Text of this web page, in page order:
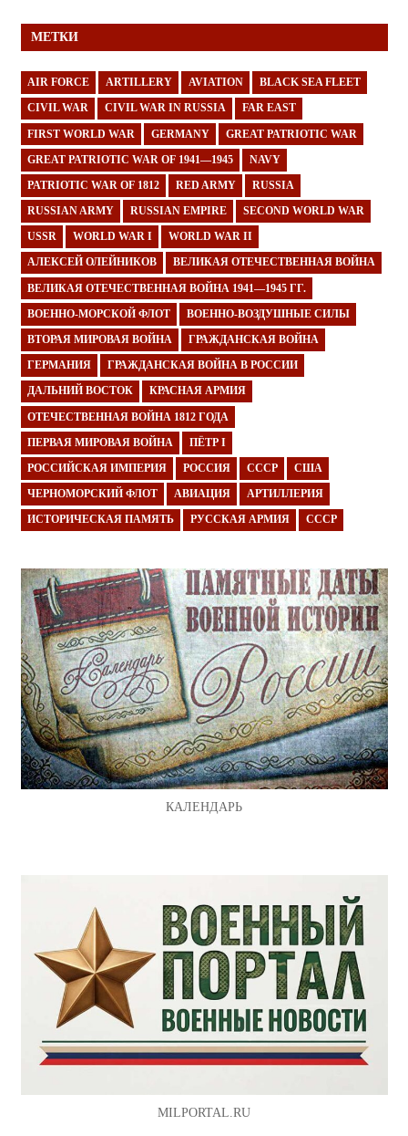
МЕТКИ
AIR FORCE ARTILLERY AVIATION BLACK SEA FLEET
CIVIL WAR CIVIL WAR IN RUSSIA FAR EAST
FIRST WORLD WAR GERMANY GREAT PATRIOTIC WAR
GREAT PATRIOTIC WAR OF 1941—1945 NAVY
PATRIOTIC WAR OF 1812 RED ARMY RUSSIA
RUSSIAN ARMY RUSSIAN EMPIRE SECOND WORLD WAR
USSR WORLD WAR I WORLD WAR II
АЛЕКСЕЙ ОЛЕЙНИКОВ ВЕЛИКАЯ ОТЕЧЕСТВЕННАЯ ВОЙНА
ВЕЛИКАЯ ОТЕЧЕСТВЕННАЯ ВОЙНА 1941—1945 ГГ.
ВОЕННО-МОРСКОЙ ФЛОТ ВОЕННО-ВОЗДУШНЫЕ СИЛЫ
ВТОРАЯ МИРОВАЯ ВОЙНА ГРАЖДАНСКАЯ ВОЙНА
ГЕРМАНИЯ ГРАЖДАНСКАЯ ВОЙНА В РОССИИ
ДАЛЬНИЙ ВОСТОК КРАСНАЯ АРМИЯ
ОТЕЧЕСТВЕННАЯ ВОЙНА 1812 ГОДА
ПЕРВАЯ МИРОВАЯ ВОЙНА ПЁТР I
РОССИЙСКАЯ ИМПЕРИЯ РОССИЯ СССР США
ЧЕРНОМОРСКИЙ ФЛОТ АВИАЦИЯ АРТИЛЛЕРИЯ
ИСТОРИЧЕСКАЯ ПАМЯТЬ РУССКАЯ АРМИЯ СССР
КАЛЕНДАРЬ
MILPORTAL.RU